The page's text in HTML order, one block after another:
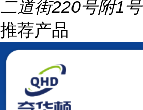
二道街220号附1号
推荐产品